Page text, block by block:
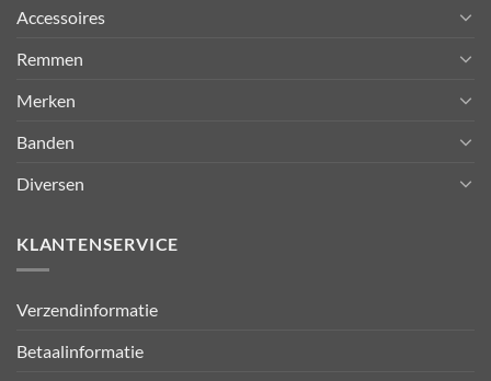
Accessoires
Remmen
Merken
Banden
Diversen
KLANTENSERVICE
Verzendinformatie
Betaalinformatie